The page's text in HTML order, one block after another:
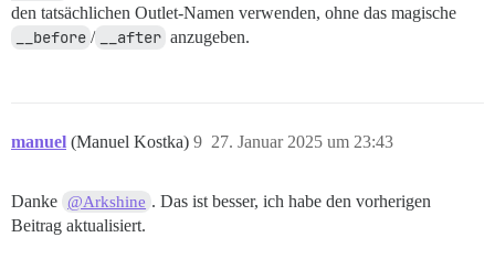
den tatsächlichen Outlet-Namen verwenden, ohne das magische
__before / __after anzugeben.
manuel (Manuel Kostka) 27. Januar 2025 um 23:43
9
Danke @Arkshine . Das ist besser, ich habe den vorherigen
Beitrag aktualisiert.